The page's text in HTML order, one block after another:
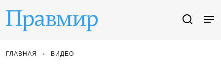
ГЛАВНАЯ ВИДЕО